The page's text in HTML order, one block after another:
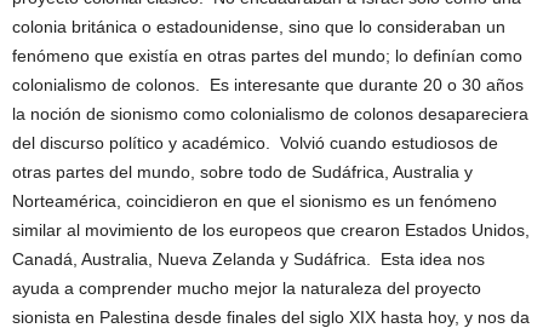
colonia británica o estadounidense, sino que lo consideraban un
fenómeno que existía en otras partes del mundo; lo definían como
colonialismo de colonos. Es interesante que durante 20 o 30 años
la noción de sionismo como colonialismo de colonos desapareciera
del discurso político y académico. Volvió cuando estudiosos de
otras partes del mundo, sobre todo de Sudáfrica, Australia y
Norteamérica, coincidieron en que el sionismo es un fenómeno
similar al movimiento de los europeos que crearon Estados Unidos,
Canadá, Australia, Nueva Zelanda y Sudáfrica. Esta idea nos
ayuda a comprender mucho mejor la naturaleza del proyecto
sionista en Palestina desde finales del siglo XIX hasta hoy, y nos da